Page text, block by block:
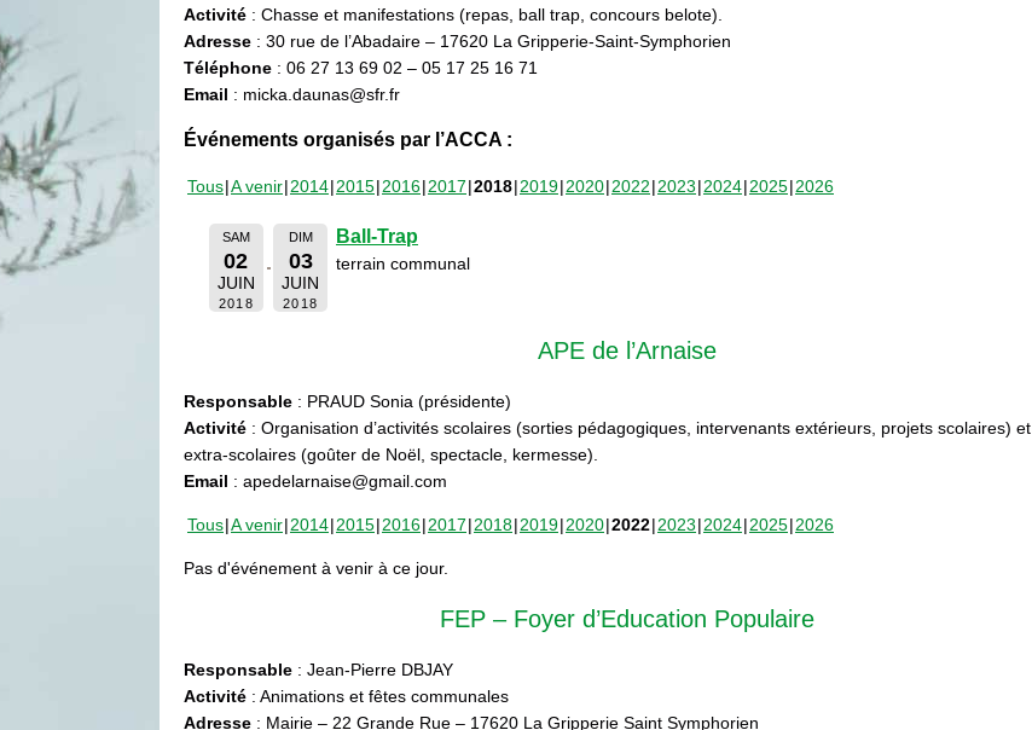
Activité : Chasse et manifestations (repas, ball trap, concours belote).
Adresse : 30 rue de l’Abadaire – 17620 La Gripperie-Saint-Symphorien
Téléphone : 06 27 13 69 02 – 05 17 25 16 71
Email : micka.daunas@sfr.fr
Événements organisés par l’ACCA :
Tous A venir 2014 2015 2016 2017 2018 2019 2020 2022 2023 2024 2025 2026
SAM
02
JUIN
2018
DIM
03
JUIN
2018
Ball-Trap
terrain communal
APE de l’Arnaise
Responsable : PRAUD Sonia (présidente)
Activité : Organisation d’activités scolaires (sorties pédagogiques, intervenants extérieurs, projets scolaires) et
extra-scolaires (goûter de Noël, spectacle, kermesse).
Email : apedelarnaise@gmail.com
Tous A venir 2014 2015 2016 2017 2018 2019 2020 2022 2023 2024 2025 2026
Pas d'événement à venir à ce jour.
FEP – Foyer d’Education Populaire
Responsable : Jean-Pierre DBJAY
Activité : Animations et fêtes communales
Adresse : Mairie – 22 Grande Rue – 17620 La Gripperie Saint Symphorien